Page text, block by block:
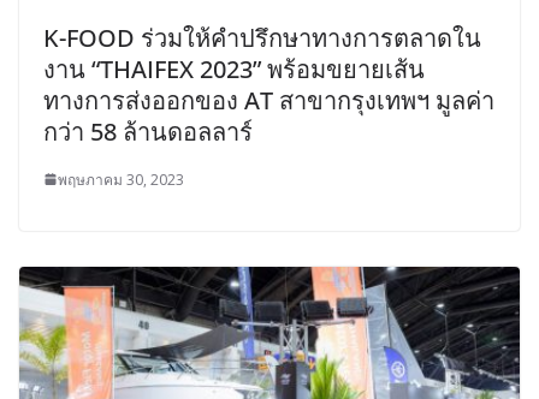
K-FOOD ร่วมให้คำปรึกษาทางการตลาดใน
งาน “THAIFEX 2023” พร้อมขยายเส้น
ทางการส่งออกของ AT สาขากรุงเทพฯ มูลค่า
กว่า 58 ล้านดอลลาร์
พฤษภาคม 30, 2023